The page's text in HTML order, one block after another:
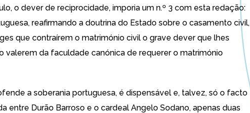
o dever de reciprocidade, imporia um n.º 3 com esta redação:
reafirmando a doutrina do Estado sobre o casamento civil,
que contraírem o matrimónio civil o grave dever que lhes
valerem da faculdade canónica de requerer o matrimónio
a soberania portuguesa, é dispensável e, talvez, só o facto
entre Durão Barroso e o cardeal Angelo Sodano, apenas duas